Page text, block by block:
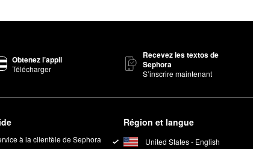
Obtenez l’appli
Télécharger
Recevez les textos de
Sephora
S’inscrire maintenant
à la clientèle de Sephora
Région et langue
United States - English